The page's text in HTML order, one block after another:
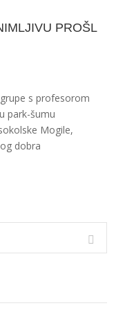
PROŠL
s profesorom
park-šumu
Mogile,
dobra